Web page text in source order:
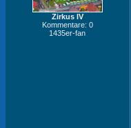
Zirkus IV
Kommentare: 0
1435er-fan